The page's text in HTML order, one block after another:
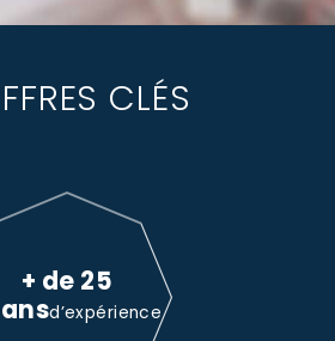
CLÉS
+ de 25
ansd’expérience